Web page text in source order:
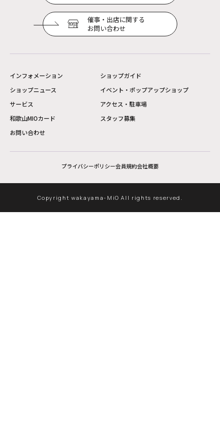
催事・出店に関する
お問い合わせ
インフォメーション
ショップガイド
ショップニュース
イベント・ポップアップショップ
サービス
アクセス・駐車場
和歌山MIOカード
スタッフ募集
お問い合わせ
プライバシーポリシー会員規約会社概要
Copyright wakayama-MiO All rights reserved.